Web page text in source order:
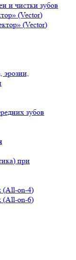
и чистки зубов
(Vector)
(Vector)
эрозии,
зубов
при
(All-on-4)
(All-on-6)